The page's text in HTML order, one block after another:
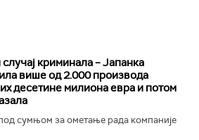
криминала – Јапанка
више од 2.000 производа
десетине милиона евра и потом
под сумњом за ометање рада компаније